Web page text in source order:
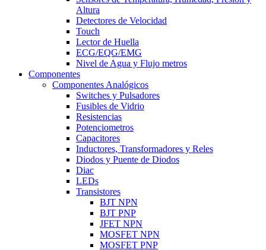
Altura
Detectores de Velocidad
Touch
Lector de Huella
ECG/EQG/EMG
Nivel de Agua y Flujo metros
Componentes
Componentes Analógicos
Switches y Pulsadores
Fusibles de Vidrio
Resistencias
Potenciometros
Capacitores
Inductores, Transformadores y Reles
Diodos y Puente de Diodos
Diac
LEDs
Transistores
BJT NPN
BJT PNP
JFET NPN
MOSFET NPN
MOSFET PNP